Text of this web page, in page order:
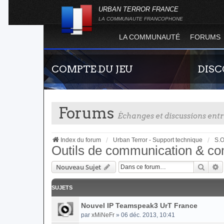
URBAN TERROR FRANCE
LA COMMUNAUTE FRANCOPHONE
LA COMMUNAUTÉ FORUMS
COMPTE DU JEU
Guide rapide concernant l'inscription sur le
site officiel du jeu. Créez ainsi votre compte
joueur qui permet d'être authentifié sur les
serveurs de jeu de la 4.2 !
France !
Forums Échanges et discussions
Index du forum Urban Terror - Support technique
Outils de communication &
Nouveau Sujet
SUJETS
Nouvel IP Teamspeak3 UrT France
par xMiNeFr » 06 déc. 2013, 10:41